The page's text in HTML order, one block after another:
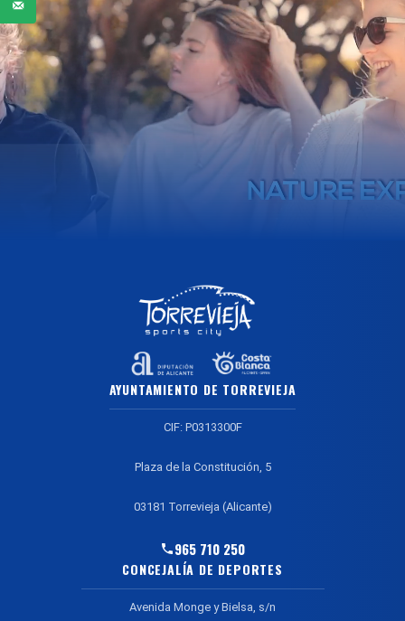
AYUNTAMIENTO DE TORREVIEJA
CIF: P0313300F
Plaza de la Constitución, 5
03181 Torrevieja (Alicante)
965 710 250
CONCEJALÍA DE DEPORTES
Avenida Monge y Bielsa, s/n